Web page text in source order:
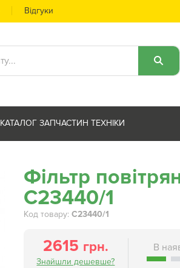
Відгуки
КАТАЛОГ ЗАПЧАСТИН ТЕХНІКИ
Фільтр
C23440/1
Код товару: C23440/1
2615 грн.
Знайшли дешевше?